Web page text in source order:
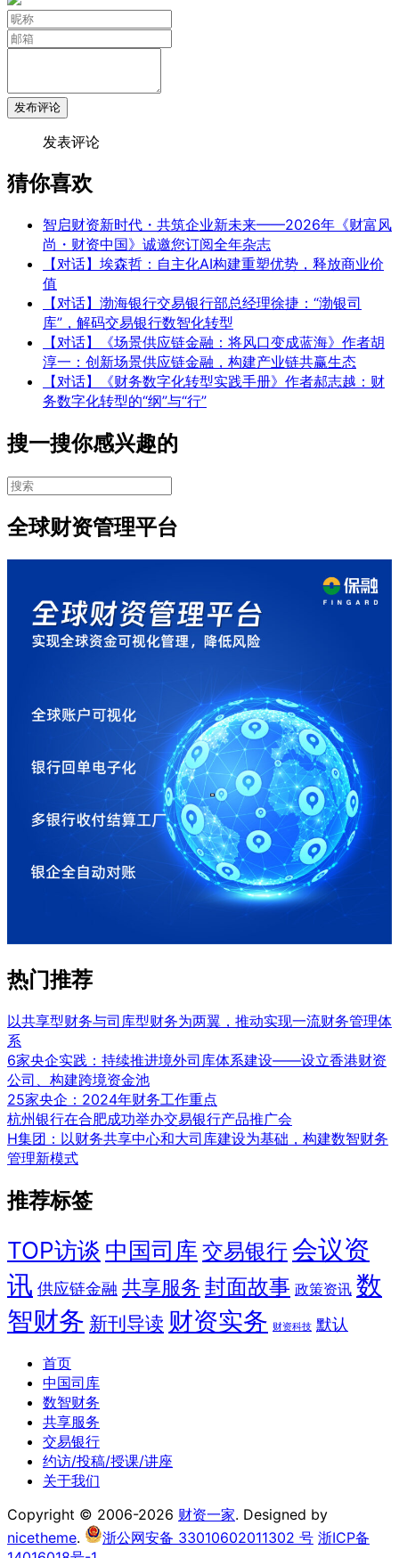
发布评论
发表评论
猜你喜欢
智启财资新时代・共筑企业新未来——2026年《财富风
尚・财资中国》诚邀您订阅全年杂志
【对话】埃森哲：自主化AI构建重塑优势，释放商业价
值
【对话】渤海银行交易银行部总经理徐捷：“渤银司
库”，解码交易银行数智化转型
【对话】《场景供应链金融：将风口变成蓝海》作者胡
淳一：创新场景供应链金融，构建产业链共赢生态
【对话】《财务数字化转型实践手册》作者郝志越：财
务数字化转型的“纲”与“行”
搜一搜你感兴趣的
全球财资管理平台
热门推荐
以共享型财务与司库型财务为两翼，推动实现一流财务管理体
系
6家央企实践：持续推进境外司库体系建设——设立香港财资
公司、构建跨境资金池
25家央企：2024年财务工作重点
杭州银行在合肥成功举办交易银行产品推广会
H集团：以财务共享中心和大司库建设为基础，构建数智财务
管理新模式
推荐标签
TOP访谈 中国司库 交易银行会议资
讯 供应链金融 共享服务 封面故事 政策资讯 数
智财务 新刊导读 财资实务 财资科技 默认
首页
中国司库
数智财务
共享服务
交易银行
约访/投稿/授课/讲座
关于我们
Copyright © 2006-2026 财资一家. Designed by
nicetheme. 浙公网安备 33010602011302 号 浙ICP备